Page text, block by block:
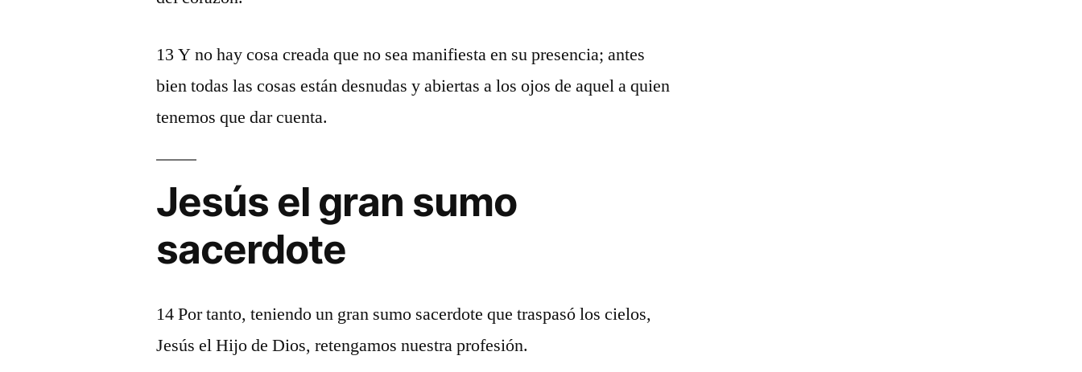
13 Y no hay cosa creada que no sea manifiesta en su presencia; antes
bien todas las cosas están desnudas y abiertas a los ojos de aquel a quien
tenemos que dar cuenta.
Jesús el gran sumo
sacerdote
14 Por tanto, teniendo un gran sumo sacerdote que traspasó los cielos,
Jesús el Hijo de Dios, retengamos nuestra profesión.